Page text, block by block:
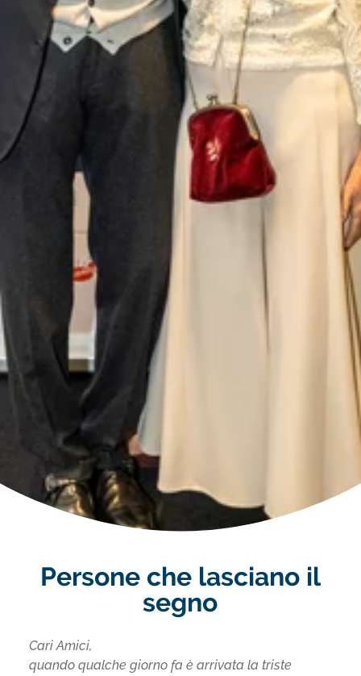
Persone che lasciano il
segno
Cari Amici,
quando qualche giorno fa è arrivata la triste